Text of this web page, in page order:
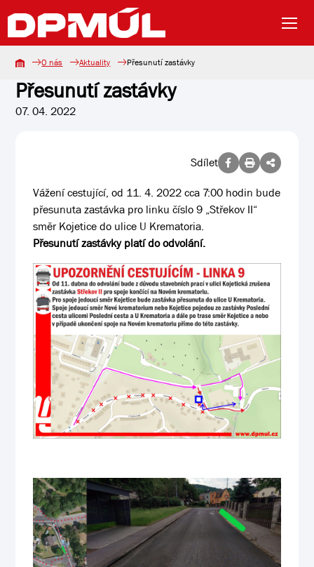
O nás Aktuality Přesunutí zastávky
Přesunutí zastávky
07. 04. 2022
Sdílet
Vážení cestující, od 11. 4. 2022 cca 7:00 hodin bude
přesunuta zastávka pro linku číslo 9 „Střekov II“
směr Kojetice do ulice U Krematoria.
Přesunutí zastávky platí do odvolání.